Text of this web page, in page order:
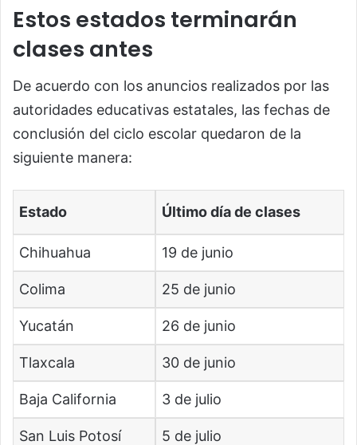
Estos estados terminarán
clases antes
De acuerdo con los anuncios realizados por las
autoridades educativas estatales, las fechas de
conclusión del ciclo escolar quedaron de la
siguiente manera:
Estado Último día de clases
Chihuahua 19 de junio
Colima 25 de junio
Yucatán 26 de junio
Tlaxcala 30 de junio
Baja California 3 de julio
San Luis Potosí 5 de julio